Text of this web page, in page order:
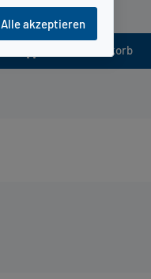
In den Warenkorb
Alle akzeptieren